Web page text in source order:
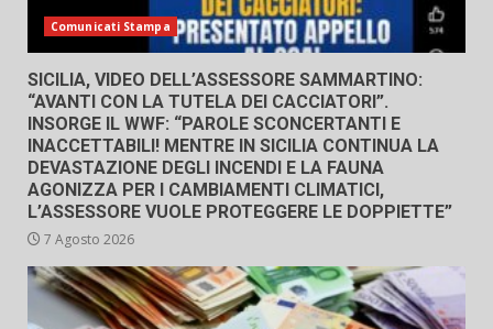
Comunicati Stampa
SICILIA, VIDEO DELL’ASSESSORE SAMMARTINO:
“AVANTI CON LA TUTELA DEI CACCIATORI”.
INSORGE IL WWF: “PAROLE SCONCERTANTI E
INACCETTABILI! MENTRE IN SICILIA CONTINUA LA
DEVASTAZIONE DEGLI INCENDI E LA FAUNA
AGONIZZA PER I CAMBIAMENTI CLIMATICI,
L’ASSESSORE VUOLE PROTEGGERE LE DOPPIETTE”
7 Agosto 2026